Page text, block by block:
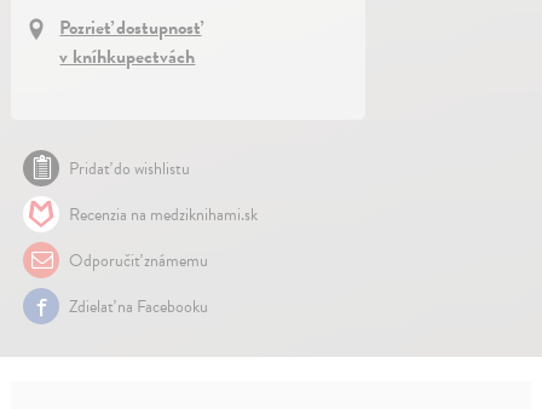
Pozrieť dostupnosť
v kníhkupectvách
Pridať do wishlistu
Recenzia na medziknihami.sk
Odporučiť známemu
Zdielať na Facebooku